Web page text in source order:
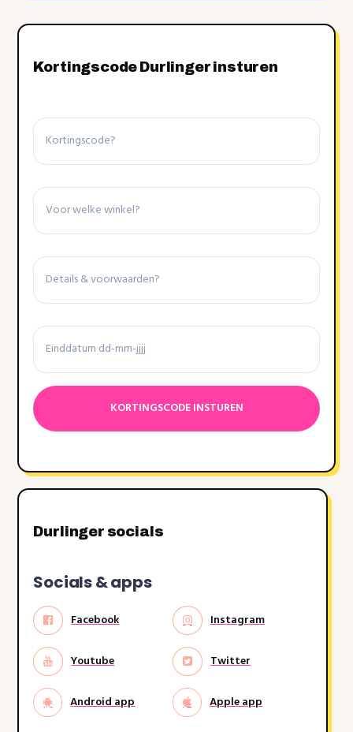
Kortingscode Durlinger insturen
Kortingscode
Winkel
Details
voorwaarden
Einddatum
Datumnotatie:DD
dash
MM
dash
Durlinger socials
Socials & apps
Facebook Instagram
Youtube Twitter
Android app Apple app